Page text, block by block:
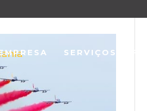
SERVIÇOS